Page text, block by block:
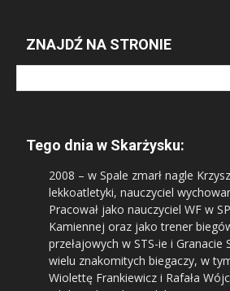
ZNAJDŹ NA STRONIE
Tego dnia w Skarżysku:
2008 – w Spale zmarł nagle
lekkoatletyki, nauczyciel
Pracował jako nauczyciel WF w
Kamiennej oraz jako trener
przełajowych w STS-ie i Granacie
wielu znakomitych biegaczy, w
Wiolettę Frankiewicz i Rafała